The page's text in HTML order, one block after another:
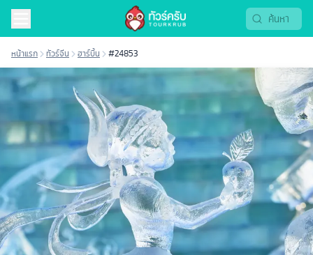
หน้าแรก ทัวร์จีน ฮาร์บิ้น #24853